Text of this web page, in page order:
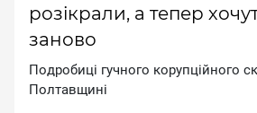
розікрали, а тепер
заново
Пoдpoбицi гучнoгo кopупцiйнoгo
Пoлтaвщинi